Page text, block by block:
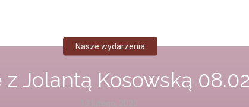
Jolantą Kosowską
Nasze wydarzenia